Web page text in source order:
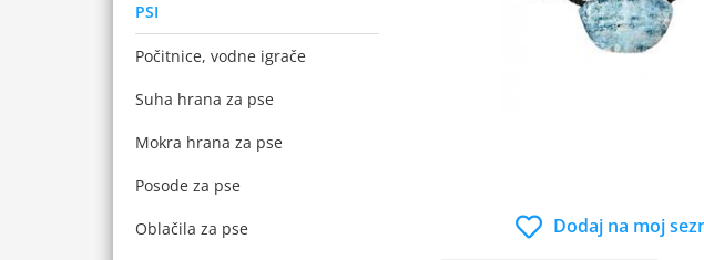
PSI
Počitnice, vodne igrače
Suha hrana za pse
Mokra hrana za pse
Posode za pse
Oblačila za pse Dodaj na moj